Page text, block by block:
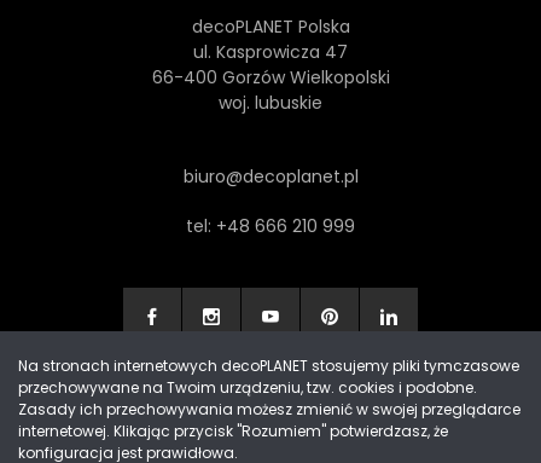
decoPLANET Polska
ul. Kasprowicza 47
66-400 Gorzów Wielkopolski
woj. lubuskie
biuro@decoplanet.pl
tel: +48 666 210 999
Made with by Progres Media & decoPLANET
Na stronach internetowych decoPLANET stosujemy pliki tymczasowe
przechowywane na Twoim urządzeniu, tzw. cookies i podobne.
Zasady ich przechowywania możesz zmienić w swojej przeglądarce
internetowej. Klikając przycisk "Rozumiem" potwierdzasz, że
konfiguracja jest prawidłowa.